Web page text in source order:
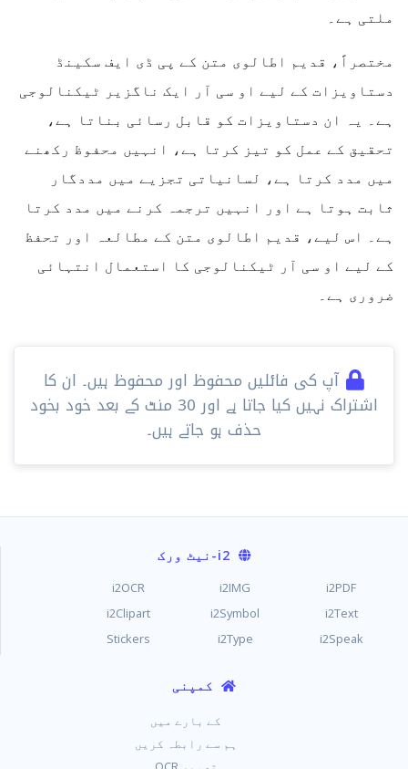
ملتی ہے۔
مختصراً، قدیم اطالوی متن کے پی ڈی ایف سکینڈ
دستاویزات کے لیے او سی آر ایک ناگزیر ٹیکنالوجی
ہے۔ یہ ان دستاویزات کو قابل رسائی بناتا ہے،
تحقیق کے عمل کو تیز کرتا ہے، انہیں محفوظ رکھنے
میں مدد کرتا ہے، لسانیاتی تجزیے میں مددگار
ثابت ہوتا ہے اور انہیں ترجمہ کرنے میں مدد کرتا
ہے۔ اس لیے، قدیم اطالوی متن کے مطالعہ اور تحفظ
کے لیے او سی آر ٹیکنالوجی کا استعمال انتہائی
ضروری ہے۔
آپ کی فائلیں محفوظ اور محفوظ ہیں۔ ان کا
اشتراک نہیں کیا جاتا ہے اور 30 ​​منٹ کے بعد خود بخود
حذف ہو جاتے ہیں۔
i2-نیٹ ورک
i2PDF
i2IMG
i2OCR
i2Text
i2Symbol
i2Clipart
i2Speak
i2Type
Stickers
کمپنی
کے بارے میں
ہم سے رابطہ کریں